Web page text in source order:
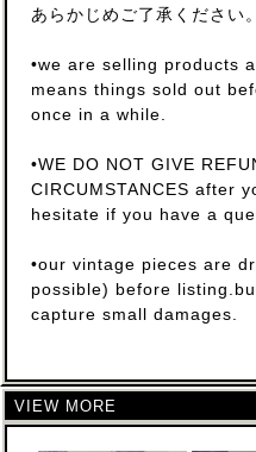
あらかじめご了承ください。
•we are selling products
means things sold out
once in a while.
•WE DO NOT GIVE
CIRCUMSTANCES after
hesitate if you have a
•our vintage pieces are
possible) before
capture small damages.
VIEW MORE